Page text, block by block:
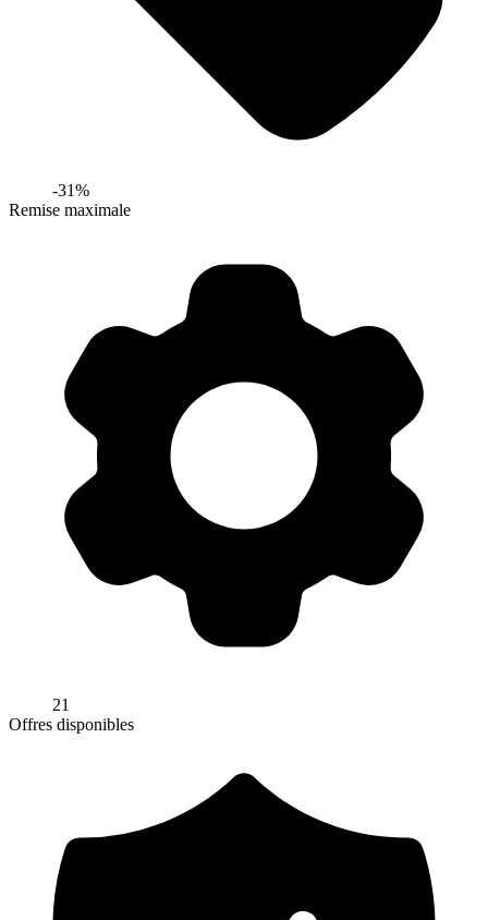
-31%
Remise maximale
21
Offres disponibles